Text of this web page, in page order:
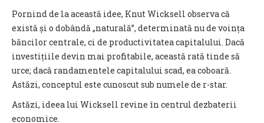
Pornind de la această idee, Knut Wicksell observa că
există și o dobândă „naturală”, determinată nu de voința
băncilor centrale, ci de productivitatea capitalului. Dacă
investițiile devin mai profitabile, această rată tinde să
urce; dacă randamentele capitalului scad, ea coboară.
Astăzi, conceptul este cunoscut sub numele de r-star.
Astăzi, ideea lui Wicksell revine în centrul dezbaterii
economice.